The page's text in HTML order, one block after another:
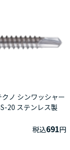
ノ シンワッシャー
20 ステンレス製
税込691円